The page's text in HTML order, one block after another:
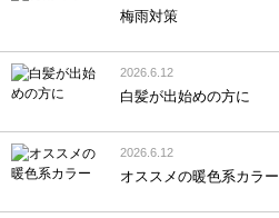
梅雨対策
2026.6.12
白髪が出始めの方に
2026.6.12
オススメの暖色系カラー